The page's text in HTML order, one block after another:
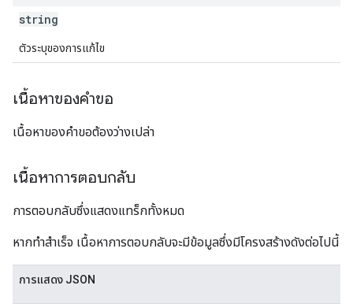
string
ตัวระบุของการแก้ไข
เนื้อหาของคำขอ
เนื้อหาของคำขอต้องว่างเปล่า
เนื้อหาการตอบกลับ
การตอบกลับซึ่งแสดงแทร็กทั้งหมด
หากทำสำเร็จ เนื้อหาการตอบกลับจะมีข้อมูลซึ่งมีโครงสร้างดังต่อไปนี้
การแสดง JSON